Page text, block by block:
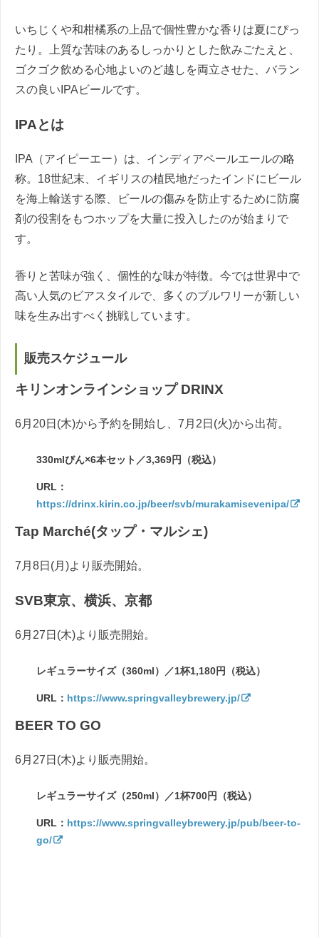
いちじくや和柑橘系の上品で個性豊かな香りは夏にぴっ
たり。上質な苦味のあるしっかりとした飲みごたえと、
ゴクゴク飲める心地よいのど越しを両立させた、バラン
スの良いIPAビールです。
IPAとは
IPA（アイピーエー）は、インディアペールエールの略
称。18世紀末、イギリスの植民地だったインドにビール
を海上輸送する際、ビールの傷みを防止するために防腐
剤の役割をもつホップを大量に投入したのが始まりで
す。
香りと苦味が強く、個性的な味が特徴。今では世界中で
高い人気のビアスタイルで、多くのブルワリーが新しい
味を生み出すべく挑戦しています。
販売スケジュール
キリンオンラインショップ DRINX
6月20日(木)から予約を開始し、7月2日(火)から出荷。
330mlびん×6本セット／3,369円（税込）
URL：
https://drinx.kirin.co.jp/beer/svb/murakamisevenipa/
Tap Marché(タップ・マルシェ)
7月8日(月)より販売開始。
SVB東京、横浜、京都
6月27日(木)より販売開始。
レギュラーサイズ（360ml）／1杯1,180円（税込）
URL： https://www.springvalleybrewery.jp/
BEER TO GO
6月27日(木)より販売開始。
レギュラーサイズ（250ml）／1杯700円（税込）
URL： https://www.springvalleybrewery.jp/pub/beer-to-
go/